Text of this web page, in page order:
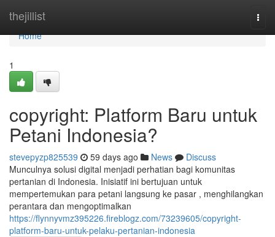
thejillist
Home
Home
1
copyright: Platform Baru untuk
Petani Indonesia?
stevepyzp825539 59 days ago News
Discuss
Munculnya solusi digital menjadi perhatian bagi komunitas
pertanian di Indonesia. Inisiatif ini bertujuan untuk
mempertemukan para petani langsung ke pasar , menghilangkan
perantara dan mengoptimalkan
https://flynnyvmz395226.fireblogz.com/73239605/copyright-
platform-baru-untuk-pelaku-pertanian-indonesia